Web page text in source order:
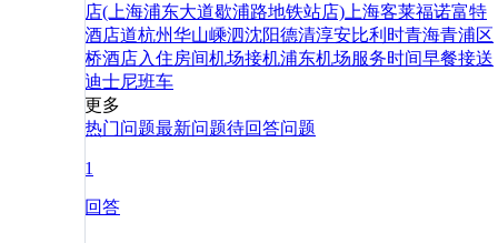
店(上海浦东大道歇浦路地铁站店) 上海客莱福诺富特
酒店道杭州华山嵊泗沈阳德清淳安比利时青海青浦区
桥酒店入住房间机场接机浦东机场服务时间早餐接送
迪士尼班车
更多
热门问题最新问题待回答问题
1
回答